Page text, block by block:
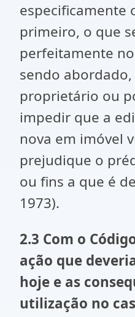
especificamente
primeiro, o que
perfeitamente
sendo abordado,
proprietário ou
impedir que a
nova em imóvel
prejudique o
ou fins a que é
1973).
2.3 Com o
ação que
hoje e as
utilização no